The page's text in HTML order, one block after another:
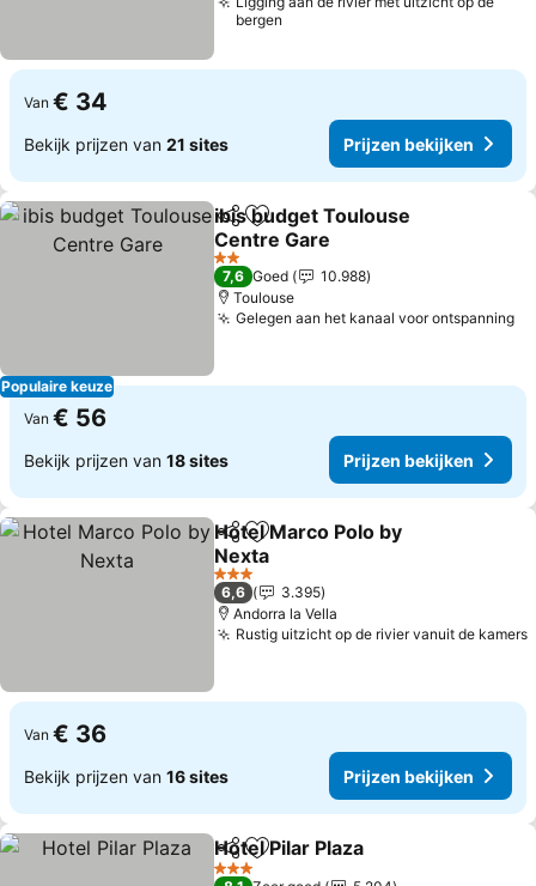
bergen
Van € 34
Bekijk prijzen van 21 sites Prijzen bekijken
Populaire keuze
DelenToevoegen aan favorieten
ibis budget Toulouse
Centre Gare
2 Sterren
7,6 Goed
10.988
Toulouse
Gelegen aan het kanaal voor ontspanning
Van € 56
Bekijk prijzen van 18 sites Prijzen bekijken
DelenToevoegen aan favorieten
Hotel Marco Polo by
Nexta
3 Sterren
6,6
3.395
Andorra la Vella
Rustig uitzicht op de rivier vanuit de kamers
Van € 36
Bekijk prijzen van 16 sites Prijzen bekijken
DelenToevoegen aan favorieten
Hotel Pilar Plaza
3 Sterren